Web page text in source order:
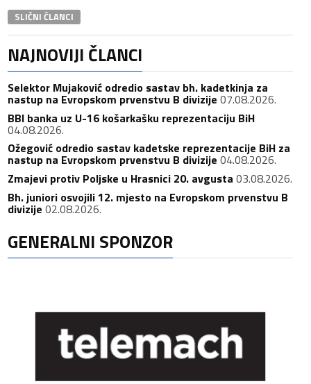
SLIČNI ČLANCI
NAJNOVIJI ČLANCI
Selektor Mujaković odredio sastav bh. kadetkinja za
nastup na Evropskom prvenstvu B divizije 07.08.2026.
BBI banka uz U-16 košarkašku reprezentaciju BiH
04.08.2026.
Ožegović odredio sastav kadetske reprezentacije BiH za
nastup na Evropskom prvenstvu B divizije 04.08.2026.
Zmajevi protiv Poljske u Hrasnici 20. avgusta 03.08.2026.
Bh. juniori osvojili 12. mjesto na Evropskom prvenstvu B
divizije 02.08.2026.
GENERALNI SPONZOR